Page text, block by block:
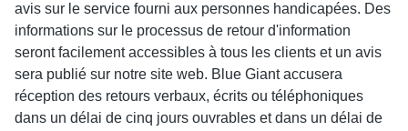
avis sur le service fourni aux personnes handicapées. Des
informations sur le processus de retour d'information
seront facilement accessibles à tous les clients et un avis
sera publié sur notre site web. Blue Giant accusera
réception des retours verbaux, écrits ou téléphoniques
dans un délai de cinq jours ouvrables et dans un délai de